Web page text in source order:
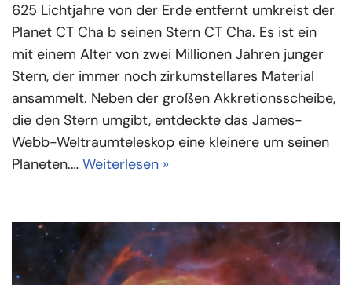
625 Lichtjahre von der Erde entfernt umkreist der
Planet CT Cha b seinen Stern CT Cha. Es ist ein
mit einem Alter von zwei Millionen Jahren junger
Stern, der immer noch zirkumstellares Material
ansammelt. Neben der großen Akkretionsscheibe,
die den Stern umgibt, entdeckte das James-
Webb-Weltraumteleskop eine kleinere um seinen
Planeten.… Weiterlesen »